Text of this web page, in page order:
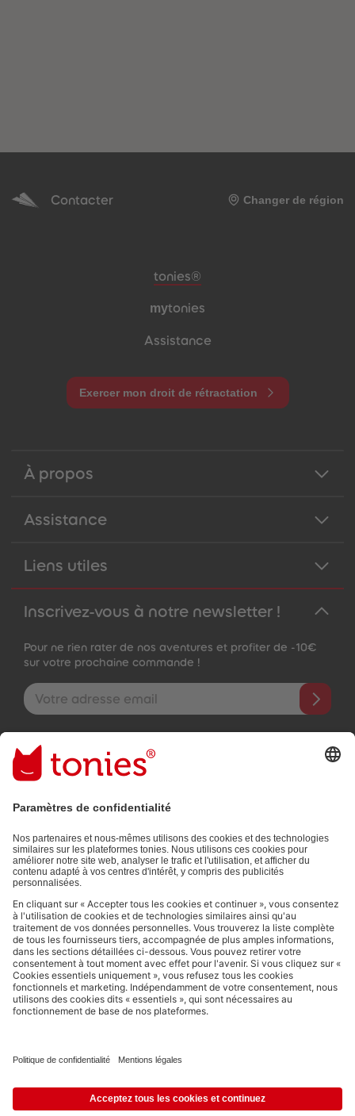
Contacter Changer de région
Pied de page de méta-navigation
tonies®
mytonies
Assistance
Exercer mon droit de rétractation
À propos
Assistance
Liens utiles
Inscrivez-vous à notre newsletter !
Pour ne rien rater de nos aventures et profiter de -10€
sur votre prochaine commande !
Adresse e-mail
grâce aux informations que vous nous avez fournies (par ex.
données de votre compte) et aux données d'utilisation partagées
à des fins publicitaires (par ex. temps d'écoute). Révocable à tout
Les moyens de paiement :
Liens vers les réseaux sociaux
© 2026 tonies GmbH
(générative) est expressément réservée et donc interdite, comme